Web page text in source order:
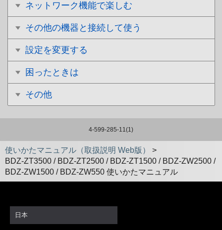
ネットワーク機能で楽しむ
その他の機器と接続して使う
設定を変更する
困ったときは
その他
4-599-285-11(1)
使いかたマニュアル（取扱説明 Web版）
>
BDZ-ZT3500 / BDZ-ZT2500 / BDZ-ZT1500 / BDZ-ZW2500 /
BDZ-ZW1500 / BDZ-ZW550 使いかたマニュアル
日本